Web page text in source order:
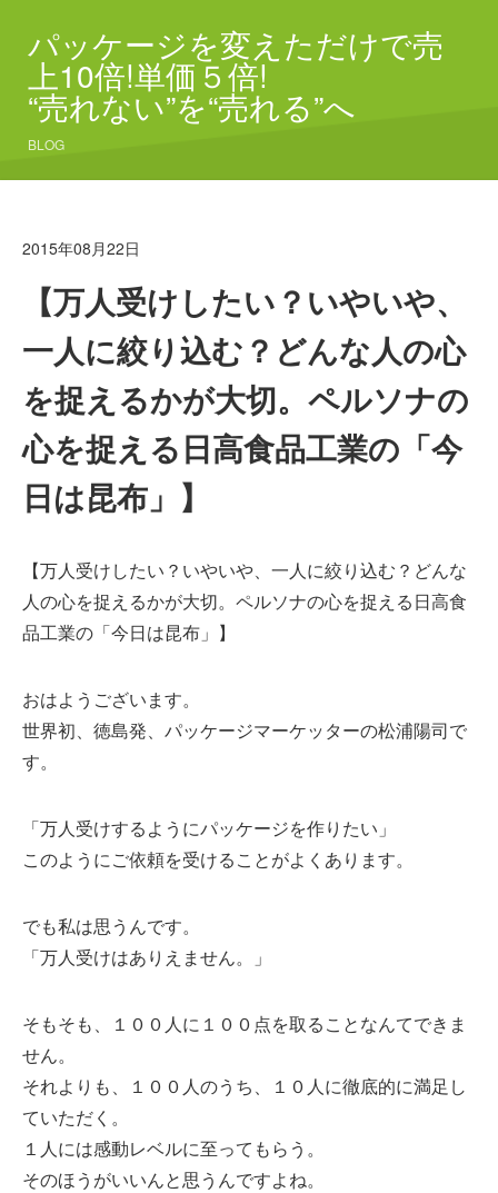
パッケージを変えただけで売
上10倍!単価５倍!
“売れない”を“売れる”へ
BLOG
2015年08月22日
【万人受けしたい？いやいや、
一人に絞り込む？どんな人の心
を捉えるかが大切。ペルソナの
心を捉える日高食品工業の「今
日は昆布」】
【万人受けしたい？いやいや、一人に絞り込む？どんな
人の心を捉えるかが大切。ペルソナの心を捉える日高食
品工業の「今日は昆布」】
おはようございます。
世界初、徳島発、パッケージマーケッターの松浦陽司で
す。
「万人受けするようにパッケージを作りたい」
このようにご依頼を受けることがよくあります。
でも私は思うんです。
「万人受けはありえません。」
そもそも、１００人に１００点を取ることなんてできま
せん。
それよりも、１００人のうち、１０人に徹底的に満足し
ていただく。
１人には感動レベルに至ってもらう。
そのほうがいいんと思うんですよね。